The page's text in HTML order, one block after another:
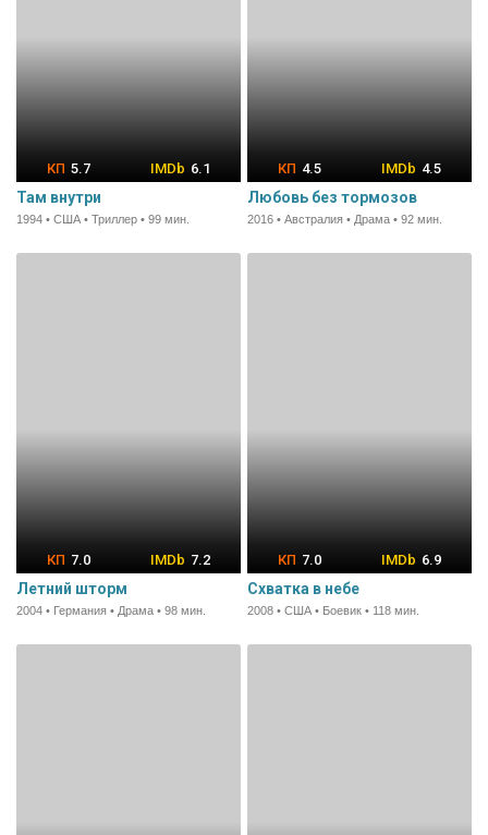
5.7 6.1
Там внутри
1994 • США • Триллер • 99 мин.
4.5 4.5
Любовь без тормозов
2016 • Австралия • Драма • 92 мин.
7.0 7.2
Летний шторм
2004 • Германия • Драма • 98 мин.
7.0 6.9
Схватка в небе
2008 • США • Боевик • 118 мин.